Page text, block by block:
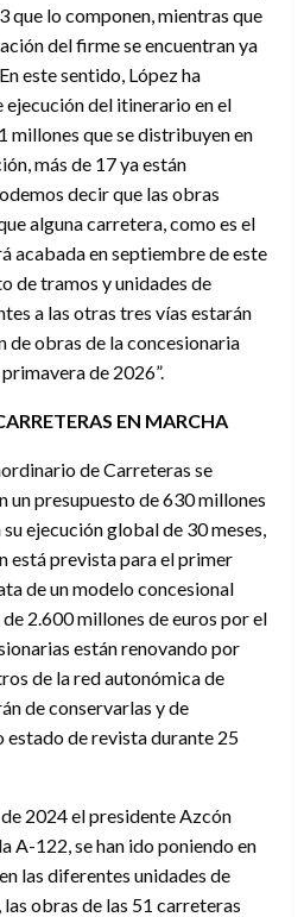
que lo componen, mientras que
del firme se encuentran ya
este sentido, López ha
del itinerario en el
millones que se distribuyen en
más de 17 ya están
decir que las obras
alguna carretera, como es el
acabada en septiembre de este
de tramos y unidades de
a las otras tres vías estarán
de obras de la concesionaria
de 2026”.
EN MARCHA
de Carreteras se
un presupuesto de 630 millones
ejecución global de 30 meses,
está prevista para el primer
de un modelo concesional
2.600 millones de euros por el
están renovando por
de la red autonómica de
de conservarlas y de
estado de revista durante 25
2024 el presidente Azcón
A-122, se han ido poniendo en
las diferentes unidades de
obras de las 51 carreteras